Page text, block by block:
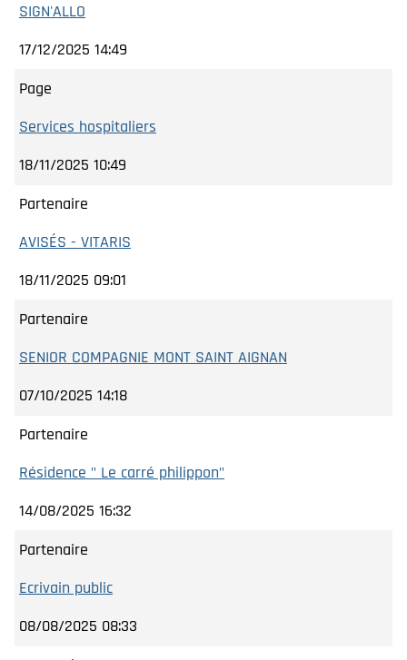
SIGN'ALLO
17/12/2025 14:49
Page
Services hospitaliers
18/11/2025 10:49
Partenaire
AVISÉS - VITARIS
18/11/2025 09:01
Partenaire
SENIOR COMPAGNIE MONT SAINT AIGNAN
07/10/2025 14:18
Partenaire
Résidence " Le carré philippon"
14/08/2025 16:32
Partenaire
Ecrivain public
08/08/2025 08:33